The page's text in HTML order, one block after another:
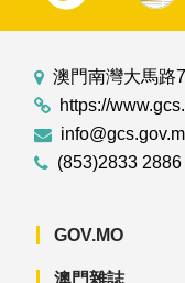
澳門南灣大馬路
https://
(853)2833 2886
GOV.MO
澳門雜誌